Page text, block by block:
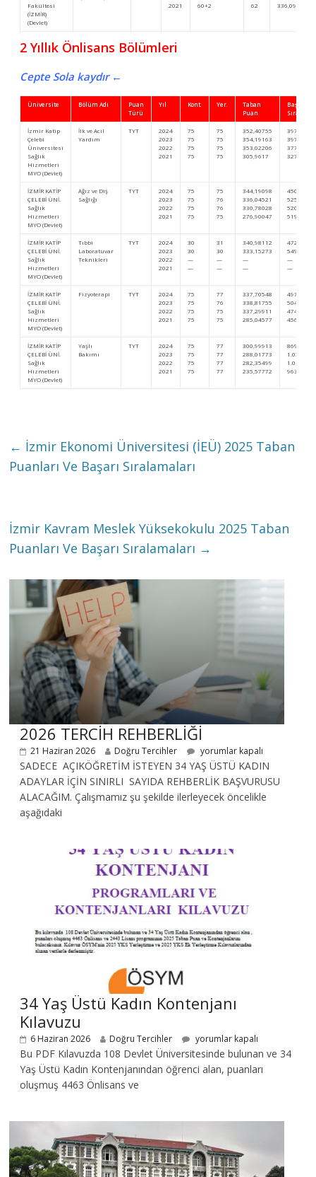
Fakültesi
(İZMİR)
(Devlet)
2021
60+2
62
336,09414
2 Yıllık Önlisans Bölümleri
Cepte Sola kaydır ←
Üniversite Bölüm Adı
Puan
Türü
Yıl Kont. Yer.
Taban
Puan
Başarı
Sıra
İzmir Katip
Çelebi
Üniversitesi
Sağlık
Hizmetleri
MYO (Devlet)
İlk ve Acil
Yardım
TYT
2024
2023
2022
2021
75
75
75
75
75
75
75
75
352,40755
354,19163
353,02206
305,9617
397.267
397.990
377.835
327.089
İZMİR KATİP
ÇELEBİ ÜNİ.
Sağlık
Hizmetleri
MYO (Devlet)
Ağız ve Diş
Sağlığı
TYT
2024
2023
2022
2021
75
75
75
75
75
76
76
75
344,19098
336,04521
330,78028
276,90047
450.727
525.471
520.551
519.972
İZMİR KATİP
ÇELEBİ ÜNİ.
Sağlık
Hizmetleri
MYO (Devlet)
Tıbbi
Laboratuvar
Teknikleri
TYT
2024
2023
2022
2021
30
30
—
—
31
30
—
—
340,98112
333,15273
—
—
472.610
549.101
—
—
İZMİR KATİP
ÇELEBİ ÜNİ.
Sağlık
Hizmetleri
MYO (Devlet)
Fizyoterapi TYT
2024
2023
2022
2021
75
75
75
75
77
76
75
75
337,70548
338,81755
337,29911
285,04577
497.948
504.129
474.273
456.309
İZMİR KATİP
ÇELEBİ ÜNİ.
Sağlık
Hizmetleri
MYO (Devlet)
Yaşlı
Bakımı
TYT
2024
2023
2022
2021
75
75
75
75
77
77
77
77
300,99913
288,01773
282,35499
235,57772
869.973
1.034.175
1.010.883
963.258
← İzmir Ekonomi Üniversitesi (İEÜ) 2025 Taban
Puanları Ve Başarı Sıralamaları
İzmir Kavram Meslek Yüksekokulu 2025 Taban
Puanları Ve Başarı Sıralamaları →
2026 TERCİH REHBERLİĞİ
21 Haziran 2026 Doğru Tercihler yorumlar kapalı
SADECE AÇIKÖĞRETİM İSTEYEN 34 YAŞ ÜSTÜ KADIN
ADAYLAR İÇİN SINIRLI SAYIDA REHBERLİK BAŞVURUSU
ALACAĞIM. Çalışmamız şu şekilde ilerleyecek öncelikle
aşağıdaki
34 Yaş Üstü Kadın Kontenjanı
Kılavuzu
6 Haziran 2026 Doğru Tercihler yorumlar kapalı
Bu PDF Kılavuzda 108 Devlet Üniversitesinde bulunan ve 34
Yaş Üstü Kadın Kontenjanından öğrenci alan, puanları
oluşmuş 4463 Önlisans ve